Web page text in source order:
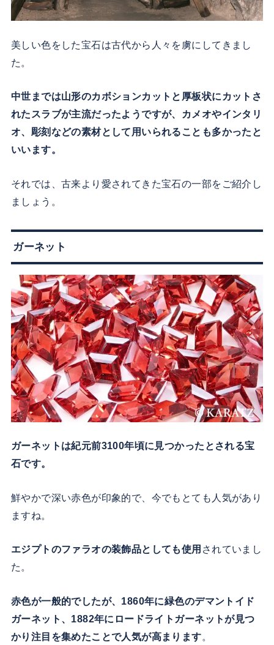
美しい色をした宝石は古代から人々を虜にしてきまし
た。
中世までは山形のカボションカットと厚板状にカットさ
れたスラブが主流だったようですが、カメオやインタリ
オ、彫刻などの素材として用いられることも多かったと
いいます。
それでは、古来より愛されてきた宝石の一部をご紹介し
ましょう。
ガーネット
ガーネットは紀元前3100年頃に見つかったとされる宝
石です。
鮮やかで深い赤色が印象的で、今でもとても人気があり
ますね。
エジプトのファラオの装飾品としても使用 されていまし
た。
赤色が一般的でしたが、1860年に緑色のデマントイド
ガーネット、1882年にロードライトガーネットが見つ
かり注目を集めたことで人気が高まります